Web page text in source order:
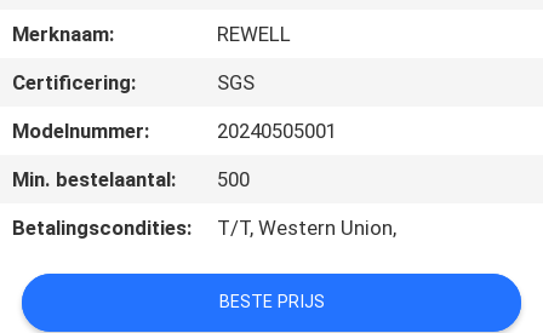
FABRIEKSREIS
KWALITEITSCONTROLE
SITEMAP
PRIVACY
POLICY
Merknaam:
REWELL
Certificering:
SGS
Modelnummer:
20240505001
Min. bestelaantal:
500
Betalingscondities:
T/T, Western Union,
BESTE PRIJS